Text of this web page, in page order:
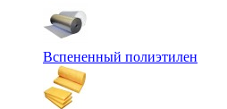
Вспененный полиэтилен